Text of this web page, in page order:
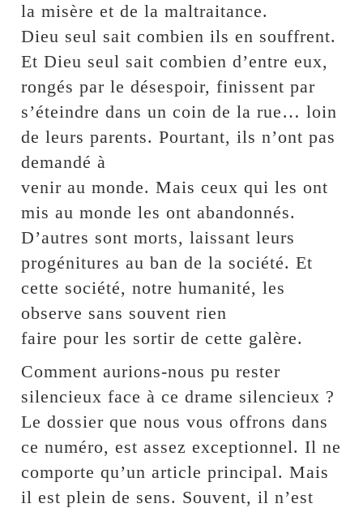
la misère et de la maltraitance.
Dieu seul sait combien ils en souffrent.
Et Dieu seul sait combien d’entre eux,
rongés par le désespoir, finissent par
s’éteindre dans un coin de la rue… loin
de leurs parents. Pourtant, ils n’ont pas
demandé à
venir au monde. Mais ceux qui les ont
mis au monde les ont abandonnés.
D’autres sont morts, laissant leurs
progénitures au ban de la société. Et
cette société, notre humanité, les
observe sans souvent rien
faire pour les sortir de cette galère.
Comment aurions-nous pu rester
silencieux face à ce drame silencieux ?
Le dossier que nous vous offrons dans
ce numéro, est assez exceptionnel. Il ne
comporte qu’un article principal. Mais
il est plein de sens. Souvent, il n’est